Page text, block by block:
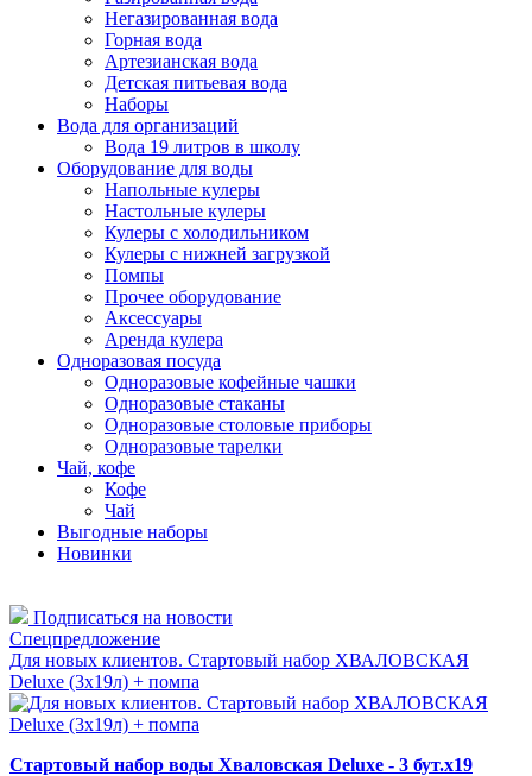
Негазированная вода
Горная вода
Артезианская вода
Детская питьевая вода
Наборы
Вода для организаций
Вода 19 литров в школу
Оборудование для воды
Напольные кулеры
Настольные кулеры
Кулеры с холодильником
Кулеры с нижней загрузкой
Помпы
Прочее оборудование
Аксессуары
Аренда кулера
Одноразовая посуда
Одноразовые кофейные чашки
Одноразовые стаканы
Одноразовые столовые приборы
Одноразовые тарелки
Чай, кофе
Кофе
Чай
Выгодные наборы
Новинки
Подписаться на новости
Спецпредложение
Для новых клиентов. Стартовый набор ХВАЛОВСКАЯ
Deluxe (3х19л) + помпа
Стартовый набор воды Хваловская Deluxe - 3 бут.х19